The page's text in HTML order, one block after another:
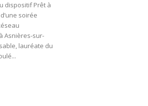
dispositif Prêt à
soirée
Asnières-sur-
lauréate du